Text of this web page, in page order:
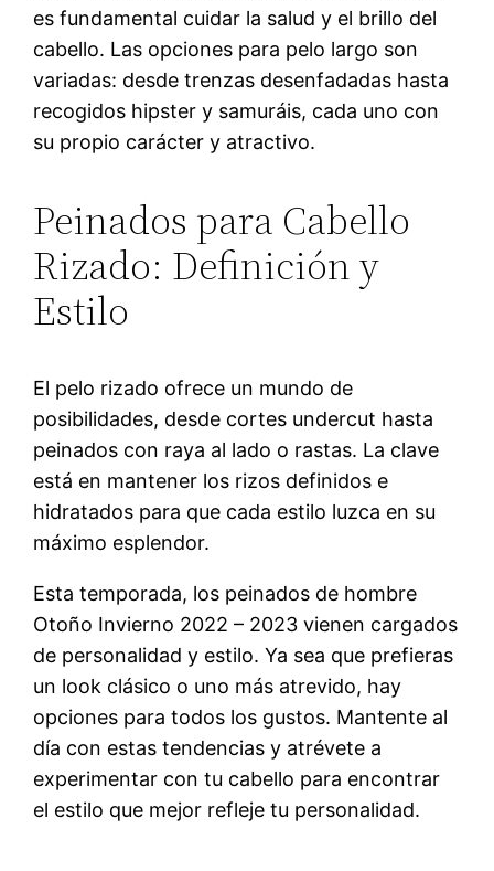
es fundamental cuidar la salud y el brillo del
cabello. Las opciones para pelo largo son
variadas: desde trenzas desenfadadas hasta
recogidos hipster y samuráis, cada uno con
su propio carácter y atractivo.
Peinados para Cabello
Rizado: Definición y
Estilo
El pelo rizado ofrece un mundo de
posibilidades, desde cortes undercut hasta
peinados con raya al lado o rastas. La clave
está en mantener los rizos definidos e
hidratados para que cada estilo luzca en su
máximo esplendor.
Esta temporada, los peinados de hombre
Otoño Invierno 2022 – 2023 vienen cargados
de personalidad y estilo. Ya sea que prefieras
un look clásico o uno más atrevido, hay
opciones para todos los gustos. Mantente al
día con estas tendencias y atrévete a
experimentar con tu cabello para encontrar
el estilo que mejor refleje tu personalidad.